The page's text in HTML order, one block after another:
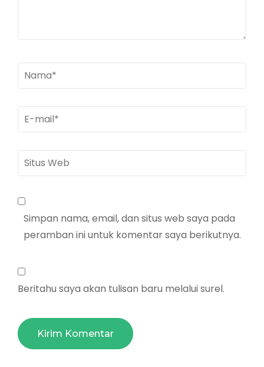
Nama*
E-
mail*
Situs
Web
Simpan nama, email, dan situs web saya pada
peramban ini untuk komentar saya berikutnya.
Beritahu saya akan tulisan baru melalui surel.